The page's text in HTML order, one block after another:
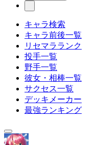
キャラ検索
キャラ前後一覧
リセマラランク
投手一覧
野手一覧
彼女・相棒一覧
サクセス一覧
デッキメーカー
最強ランキング